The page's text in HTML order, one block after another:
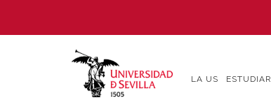
contenido
LA US ESTUDIAR